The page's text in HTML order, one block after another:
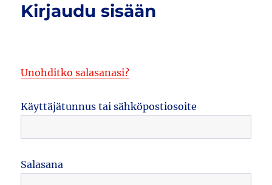
Kirjaudu sisään
Unohditko salasanasi?
Käyttäjätunnus tai sähköpostiosoite
Salasana